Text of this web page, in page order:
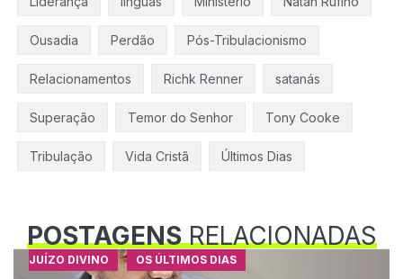
Ousadia Perdão Pós-Tribulacionismo
Relacionamentos Richk Renner satanás
Superação Temor do Senhor Tony Cooke
Tribulação Vida Cristã Últimos Dias
POSTAGENSRELACIONADAS
JUÍZO DIVINO OS ÚLTIMOS DIAS